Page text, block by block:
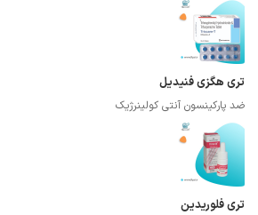
تری هگزی فنیدیل
ضد پارکینسون آنتی کولینرژیک
تری فلوریدین